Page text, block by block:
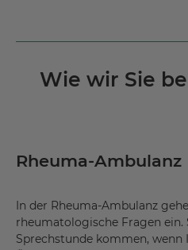
psychischen Faktoren
chronisches
Gicht
Gonarthrose
Wie wir Sie
Rheuma-Ambulanz
In der Rheuma-Ambulanz
rheumatologische Fragen ein.
Sprechstunde kommen, wenn